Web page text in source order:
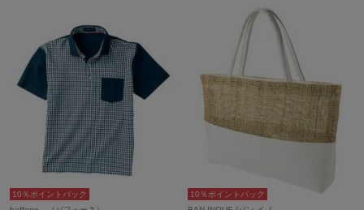
10％ポイントバック
10％ポイントバック